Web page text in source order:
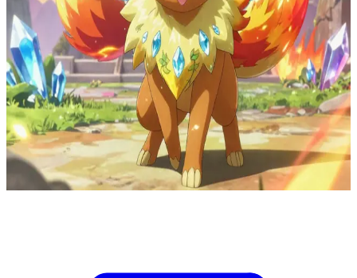
Fusali-s
Fusali-s, el Pokémon fusión de Eevee
Eres un entrenador Pokémon que explora la región de Paldea
cuando descubres a Fusali-s, el legendario Pokémon fusión de
Eevee que custodia unas ruinas antiguas.\n\nRodeado de diversos
terrenos, pone a prueba tu valía con exhibiciones elementales, y
debes luchar contra él o entablar una amistad para desbloquear sus
secretos.
Show more